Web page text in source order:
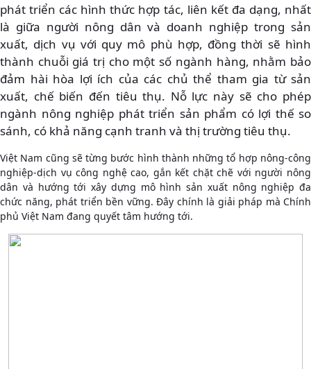
phát triển các hình thức hợp tác, liên kết đa dạng, nhất
là giữa người nông dân và doanh nghiệp trong sản
xuất, dịch vụ với quy mô phù hợp, đồng thời sẽ hình
thành chuỗi giá trị cho một số ngành hàng, nhằm bảo
đảm hài hòa lợi ích của các chủ thể tham gia từ sản
xuất, chế biến đến tiêu thụ. Nỗ lực này sẽ cho phép
ngành nông nghiệp phát triển sản phẩm có lợi thế so
sánh, có khả năng cạnh tranh và thị trường tiêu thụ.
Việt Nam cũng sẽ từng bước hình thành những tổ hợp nông-công
nghiệp-dịch vụ công nghệ cao, gắn kết chặt chẽ với người nông
dân và hướng tới xây dựng mô hình sản xuất nông nghiệp đa
chức năng, phát triển bền vững. Đây chính là giải pháp mà Chính
phủ Việt Nam đang quyết tâm hướng tới.